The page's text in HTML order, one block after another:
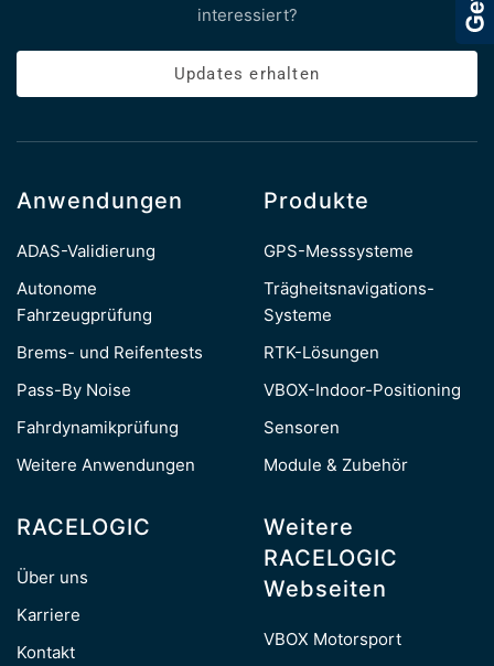
interessiert?
Updates erhalten
Anwendungen
ADAS-Validierung
Autonome
Fahrzeugprüfung
Brems- und Reifentests
Pass-By Noise
Fahrdynamikprüfung
Weitere Anwendungen
Produkte
GPS-Messsysteme
Trägheitsnavigations-
Systeme
RTK-Lösungen
VBOX-Indoor-Positioning
Sensoren
Module & Zubehör
RACELOGIC
Über uns
Karriere
Kontakt
Weitere
RACELOGIC
Webseiten
VBOX Motorsport